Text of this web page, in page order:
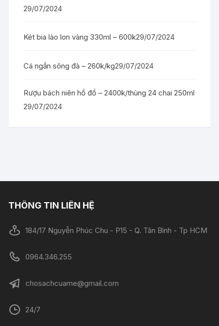
29/07/2024
Két bia lào lon vàng 330ml – 600k29/07/2024
Cá ngần sông đà – 260k/kg29/07/2024
Rượu bách niên hồ đồ – 2400k/thùng 24 chai 250ml
29/07/2024
THÔNG TIN LIÊN HỆ
184/17 Nguyễn Phúc Chu - P15 - Q. Tân Bình - Tp HCM
0964.346.255
chosachcuame@gmail.com
24/7